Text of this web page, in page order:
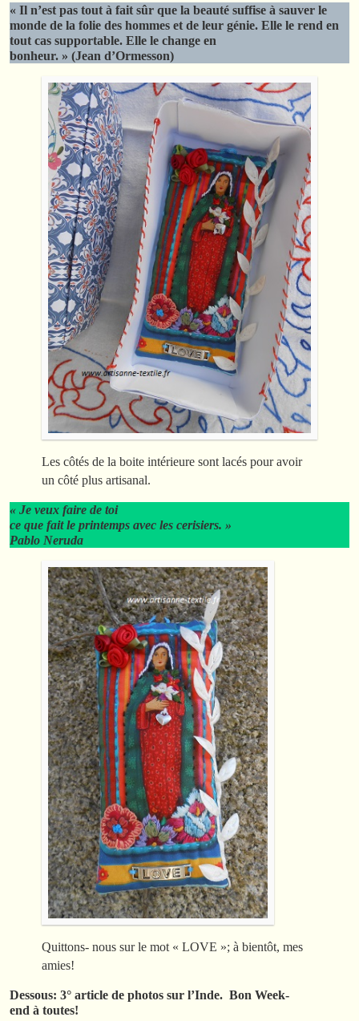
« Il n’est pas tout à fait sûr que la beauté suffise à sauver le
monde de la folie des hommes et de leur génie. Elle le rend en
tout cas supportable. Elle le change en
bonheur. » (Jean d’Ormesson)
Les côtés de la boite intérieure sont lacés pour avoir
un côté plus artisanal.
« Je veux faire de toi
ce que fait le printemps avec les cerisiers. »
Pablo Neruda
Quittons- nous sur le mot « LOVE »; à bientôt, mes
amies!
Dessous: 3° article de photos sur l’Inde. Bon Week-
end à toutes!